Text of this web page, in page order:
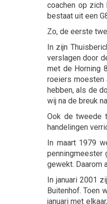
coachen op zich
bestaat uit een
Zo, de eerste
In zijn
verslagen door
met de Horning
roeiers moesten
hebben, als de
wij na de breuk
Ook de tweede
handelingen
In maart 1979
penningmeester
gewekt. Daarom
In januari 2001
Buitenhof. Toen
januari met